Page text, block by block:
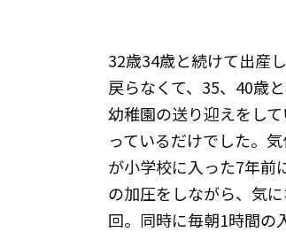
32歳34歳と続けて出産
戻らなくて、35、40歳
幼稚園の送り迎えをし
っているだけでした。
が小学校に入った7年前
の加圧をしながら、気
回。同時に毎朝1時間の